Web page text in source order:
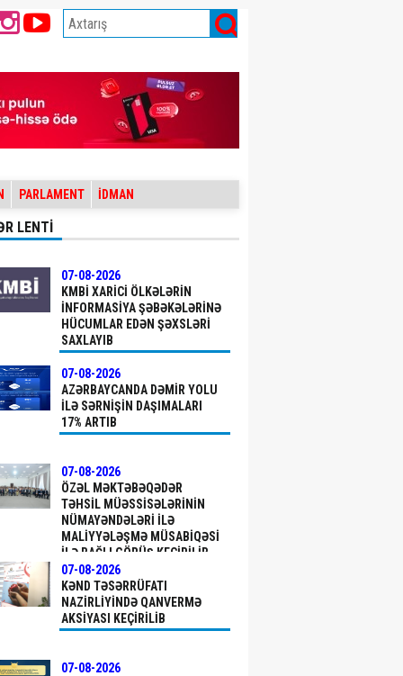
PARLAMENT İDMAN
LENTİ
07-08-2026
KMBİ XARICI ÖLKƏLƏRIN
INFORMASIYA ŞƏBƏKƏLƏRINƏ
HÜCUMLAR EDƏN ŞƏXSLƏRI
SAXLAYIB
07-08-2026
AZƏRBAYCANDA DƏMIR YOLU
ILƏ SƏRNIŞIN DAŞIMALARI
17% ARTIB
07-08-2026
ÖZƏL MƏKTƏBƏQƏDƏR
TƏHSIL MÜƏSSISƏLƏRININ
NÜMAYƏNDƏLƏRI ILƏ
MALIYYƏLƏŞMƏ MÜSABIQƏSI
ILƏ BAĞLI GÖRÜŞ KEÇIRILIB
07-08-2026
KƏND TƏSƏRRÜFATI
NAZIRLIYINDƏ QANVERMƏ
AKSIYASI KEÇIRILIB
07-08-2026